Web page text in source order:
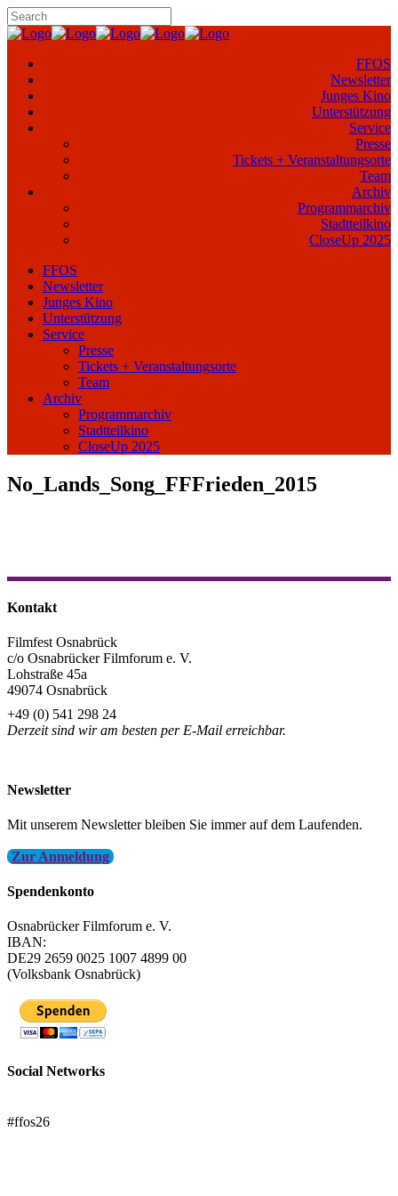
FFOS
Newsletter
Junges Kino
Unterstützung
Service
Presse
Tickets + Veranstaltungsorte
Team
Archiv
Programmarchiv
Stadtteilkino
CloseUp 2025
FFOS
Newsletter
Junges Kino
Unterstützung
Service
Presse
Tickets + Veranstaltungsorte
Team
Archiv
Programmarchiv
Stadtteilkino
CloseUp 2025
No_Lands_Song_FFFrieden_2015
Kontakt
Filmfest Osnabrück
c/o Osnabrücker Filmforum e. V.
Lohstraße 45a
49074 Osnabrück
+49 (0) 541 298 24
Derzeit sind wir am besten per E-Mail erreichbar.
Newsletter
Mit unserem Newsletter bleiben Sie immer auf dem Laufenden.
Zur Anmeldung
Spendenkonto
Osnabrücker Filmforum e. V.
IBAN:
DE29 2659 0025 1007 4899 00
(Volksbank Osnabrück)
Social Networks
#ffos26